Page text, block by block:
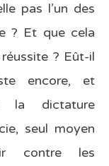
pas l’un des
? Et que cela
? Eût-il
encore, et
la dictature
seul moyen
contre les